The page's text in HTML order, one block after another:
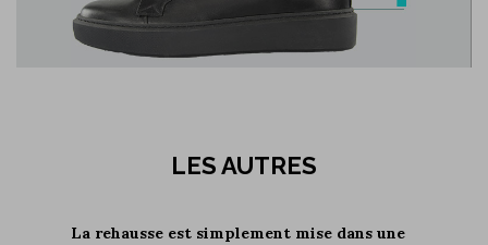
LES AUTRES
La rehausse est simplement mise dans une